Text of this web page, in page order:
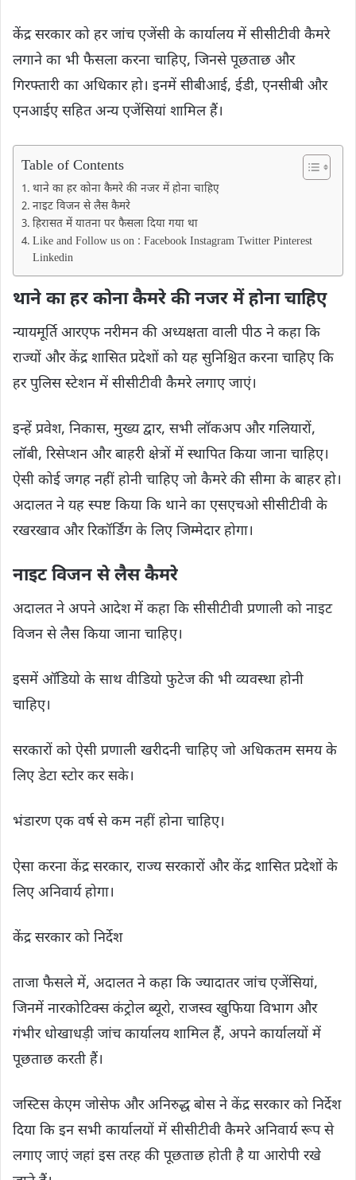
केंद्र सरकार को हर जांच एजेंसी के कार्यालय में सीसीटीवी कैमरे
लगाने का भी फैसला करना चाहिए, जिनसे पूछताछ और
गिरफ्तारी का अधिकार हो। इनमें सीबीआई, ईडी, एनसीबी और
एनआईए सहित अन्य एजेंसियां ​​शामिल हैं।
Table of Contents
थाने का हर कोना कैमरे की नजर में होना चाहिए
नाइट विजन से लैस कैमरे
हिरासत में यातना पर फैसला दिया गया था
Like and Follow us on : Facebook Instagram Twitter Pinterest
Linkedin
थाने का हर कोना कैमरे की नजर में होना चाहिए
न्यायमूर्ति आरएफ नरीमन की अध्यक्षता वाली पीठ ने कहा कि
राज्यों और केंद्र शासित प्रदेशों को यह सुनिश्चित करना चाहिए कि
हर पुलिस स्टेशन में सीसीटीवी कैमरे लगाए जाएं।
इन्हें प्रवेश, निकास, मुख्य द्वार, सभी लॉकअप और गलियारों,
लॉबी, रिसेप्शन और बाहरी क्षेत्रों में स्थापित किया जाना चाहिए।
ऐसी कोई जगह नहीं होनी चाहिए जो कैमरे की सीमा के बाहर हो।
अदालत ने यह स्पष्ट किया कि थाने का एसएचओ सीसीटीवी के
रखरखाव और रिकॉर्डिंग के लिए जिम्मेदार होगा।
नाइट विजन से लैस कैमरे
अदालत ने अपने आदेश में कहा कि सीसीटीवी प्रणाली को नाइट
विजन से लैस किया जाना चाहिए।
इसमें ऑडियो के साथ वीडियो फुटेज की भी व्यवस्था होनी
चाहिए।
सरकारों को ऐसी प्रणाली खरीदनी चाहिए जो अधिकतम समय के
लिए डेटा स्टोर कर सके।
भंडारण एक वर्ष से कम नहीं होना चाहिए।
ऐसा करना केंद्र सरकार, राज्य सरकारों और केंद्र शासित प्रदेशों के
लिए अनिवार्य होगा।
केंद्र सरकार को निर्देश
ताजा फैसले में, अदालत ने कहा कि ज्यादातर जांच एजेंसियां,
जिनमें नारकोटिक्स कंट्रोल ब्यूरो, राजस्व खुफिया विभाग और
गंभीर धोखाधड़ी जांच कार्यालय शामिल हैं, अपने कार्यालयों में
पूछताछ करती हैं।
जस्टिस केएम जोसेफ और अनिरुद्ध बोस ने केंद्र सरकार को निर्देश
दिया कि इन सभी कार्यालयों में सीसीटीवी कैमरे अनिवार्य रूप से
लगाए जाएं जहां इस तरह की पूछताछ होती है या आरोपी रखे